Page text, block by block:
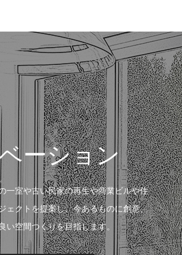
ーション
一室や古い民家の再生や商業ビルや住
ェクトを提案し、今あるものに創意、
い空間つくりを目指します。